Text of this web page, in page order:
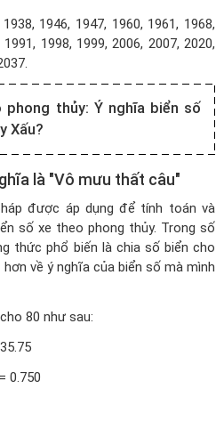
1946, 1947, 1960, 1961, 1968,
1998, 1999, 2006, 2007, 2020,
phong thủy: Ý nghĩa biển số
Xấu?
là "Vô mưu thất câu"
được áp dụng để tính toán và
số xe theo phong thủy. Trong số
thức phổ biến là chia số biển cho
về ý nghĩa của biển số mà mình
80 như sau:
0.750